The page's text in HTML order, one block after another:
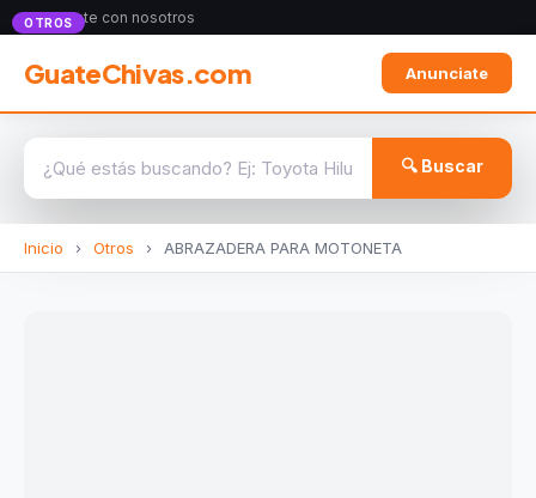
Anunciate con nosotros
GuateChivas.com Anunciate
🔍 Buscar
Inicio › Otros › ABRAZADERA PARA MOTONETA
OTROS